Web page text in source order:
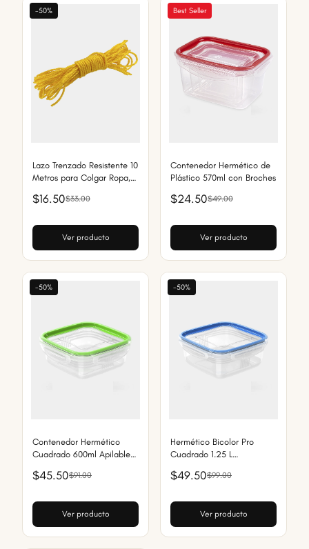
-50%
Lazo Trenzado Resistente 10
Metros para Colgar Ropa,
$16.50$33.00
Ver producto
Best Seller
Contenedor Hermético de
Plástico 570ml con Broches
$24.50$49.00
Ver producto
-50%
Contenedor Hermético
Cuadrado 600ml Apilable
$45.50$91.00
Ver producto
-50%
Hermético Bicolor Pro
Cuadrado 1.25 L
Apilable
$49.50$99.00
Ver producto